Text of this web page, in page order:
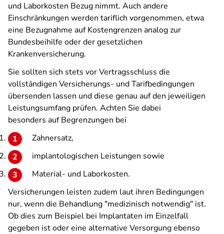
und Laborkosten Bezug nimmt. Auch andere
Einschränkungen werden tariflich vorgenommen, etwa
eine Bezugnahme auf Kostengrenzen analog zur
Bundesbeihilfe oder der gesetzlichen
Krankenversicherung.
Sie sollten sich stets vor Vertragsschluss die
vollständigen Versicherungs- und Tarifbedingungen
übersenden lassen und diese genau auf den jeweiligen
Leistungsumfang prüfen. Achten Sie dabei
besonders auf Begrenzungen bei
Zahnersatz,
implantologischen Leistungen sowie
Material- und Laborkosten.
Versicherungen leisten zudem laut ihren Bedingungen
nur, wenn die Behandlung "medizinisch notwendig" ist.
Ob dies zum Beispiel bei Implantaten im Einzelfall
gegeben ist oder eine alternative Versorgung ebenso